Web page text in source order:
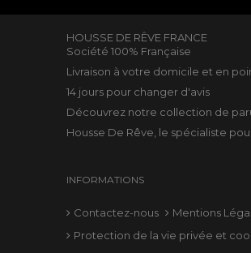
HOUSSE DE RÊVE FRANCE
Société 100% Française
Livraison à votre domicile et en
14 jours pour changer d'avis
Découvrez notre collection de
Housse De Rêve, le spécialiste
INFORMATIONS
Contactez-nous Mentions
Protection de la vie privée et